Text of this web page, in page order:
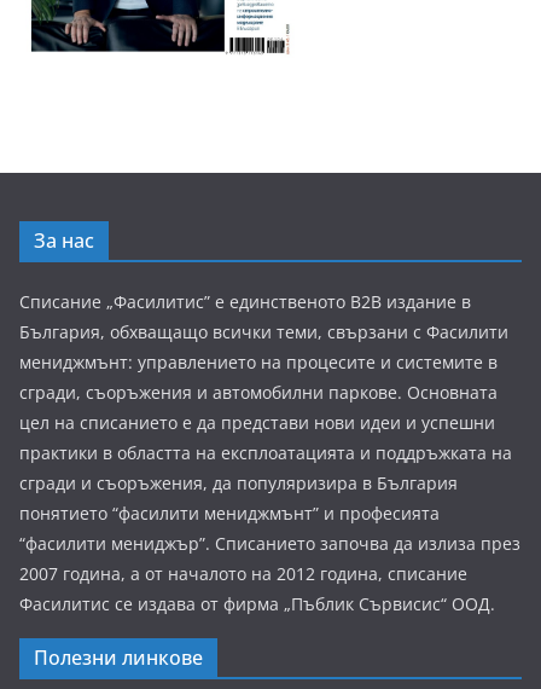
За нас
Списание „Фасилитис” е единственото B2B издание в
България, обхващащо всички теми, свързани с Фасилити
мениджмънт: управлението на процесите и системите в
сгради, съоръжения и автомобилни паркове. Основната
цел на списанието е да представи нови идеи и успешни
практики в областта на експлоатацията и поддръжката на
сгради и съоръжения, да популяризира в България
понятието “фасилити мениджмънт” и професията
“фасилити мениджър”. Списанието започва да излиза през
2007 година, а от началото на 2012 година, списание
Фасилитис се издава от фирма „Пъблик Сървисис“ ООД.
Полезни линкове